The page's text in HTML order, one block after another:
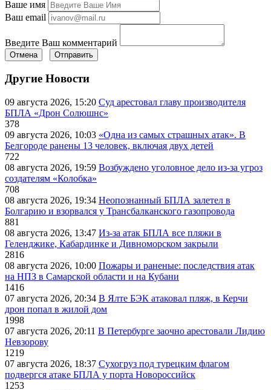
Ваше имя
Ваш email
Введите Ваш комментарий
Отмена Отправить
Другие Новости
09 августа 2026, 15:20 Суд арестовал главу производителя
БПЛА «Дрон Солюшнс»
378
09 августа 2026, 10:03 «Одна из самых страшных атак». В
Белгороде ранены 13 человек, включая двух детей
722
08 августа 2026, 19:59 Возбуждено уголовное дело из-за угроз
создателям «Колобка»
708
08 августа 2026, 19:34 Неопознанный БПЛА залетел в
Болгарию и взорвался у Трансбалканского газопровода
881
08 августа 2026, 13:47 Из-за атак БПЛА все пляжи в
Геленджике, Кабардинке и Дивноморском закрыли
2816
08 августа 2026, 10:00 Пожары и раненые: последствия атак
на НПЗ в Самарской области и на Кубани
1416
07 августа 2026, 20:34 В Ялте БЭК атаковал пляж, в Керчи
дрон попал в жилой дом
1998
07 августа 2026, 20:11 В Петербурге заочно арестовали Лидию
Невзорову
1219
07 августа 2026, 18:37 Сухогруз под турецким флагом
подвергся атаке БПЛА у порта Новороссийск
1253